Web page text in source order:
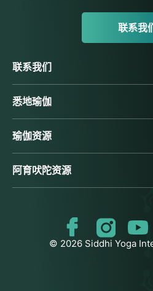
联系我
联系我们
悉地瑜伽
瑜伽资源
阿育吠陀资源
© 2026 Siddhi Yoga